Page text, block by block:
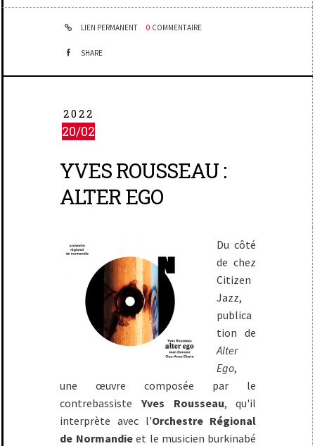
LIEN PERMANENT 0 COMMENTAIRE
SHARE
2022
20/02
YVES ROUSSEAU :
ALTER EGO
Du côté
de chez
Citizen
Jazz,
publica
tion de
Alter
Ego,
une œuvre composée par le
contrebassisteYves Rousseau, qu'il
interprète avec l'Orchestre Régional
de Normandieet le musicien burkinabé